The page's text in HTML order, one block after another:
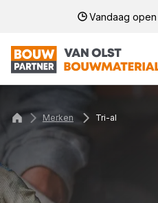
Vandaag
Merken Tri-al